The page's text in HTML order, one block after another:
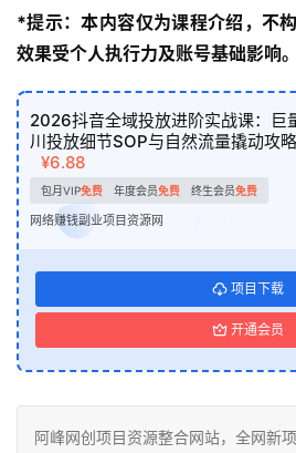
*提示：本内容仅为课程介绍，不
效果受个人执行力及账号基础影响
2026抖音全域投放进阶实战课：巨
川投放细节SOP与自然流量撬动攻略
¥6.88
包月VIP免费 年度会员免费 终生会员免费
网络赚钱副业项目资源网
项目下载
开通会员
阿峰网创项目资源整合网站，全网新